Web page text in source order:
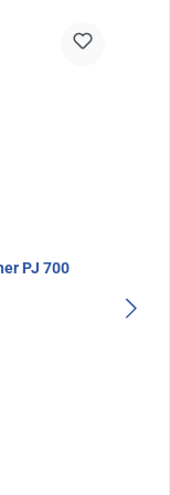
PJ 700